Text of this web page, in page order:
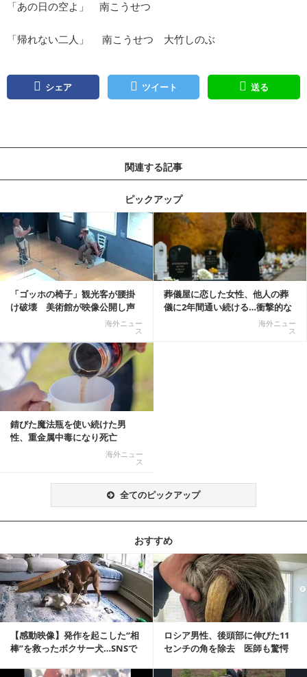
「あの日の空よ」 南こうせつ
「帰れない二人」 南こうせつ 大竹しのぶ
シェア ツイート 送る
関連する記事
ピックアップ
「ゴッホの椅子」観光客が腰掛
け破壊 美術館が映像公開し声
海外ニュー
ス
葬儀屋に恋した女性、他人の葬
儀に2年間通い続ける…衝撃的な
海外ニュー
ス
記事を読む
錆びた魔法瓶を使い続けた男
性、重金属中毒になり死亡
海外ニュー
ス
全てのピックアップ
おすすめ
【感動映像】発作を起こした“相
棒”を救ったボクサー犬…SNSで
ロシア男性、後頭部に伸びた11
センチの角を除去 医師も驚愕
記事を読む